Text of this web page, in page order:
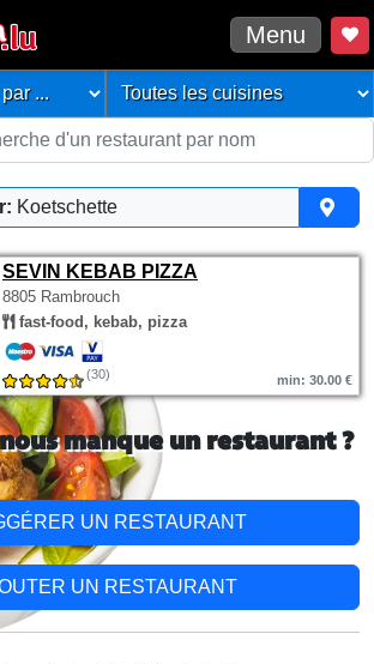
Menu
Koetschette
SEVIN KEBAB PIZZA
8805 Rambrouch
fast-food, kebab, pizza
(30) min: 30.00 €
manque un restaurant ?
UN RESTAURANT
UN RESTAURANT